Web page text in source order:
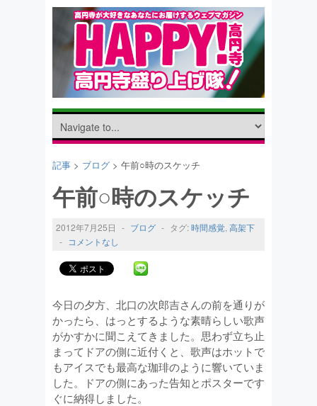
記事 > ブログ > 午前○時のスケッチ
午前○時のスケッチ
2012年7月25日 - ブログ - タグ:時間感覚, 高架下
- コメントなし
今日の夕方、北口の次郎吉さんの前を通りが
かったら、はっとするような素晴らしい歌声
がかすかに聞こえてきました。思わず立ち止
まってドアの側に近付くと、歌声はホットで
もアイスでも最高な珈琲のように響いていま
した。ドアの側にあった告知とポスターです
ぐに納得しました。